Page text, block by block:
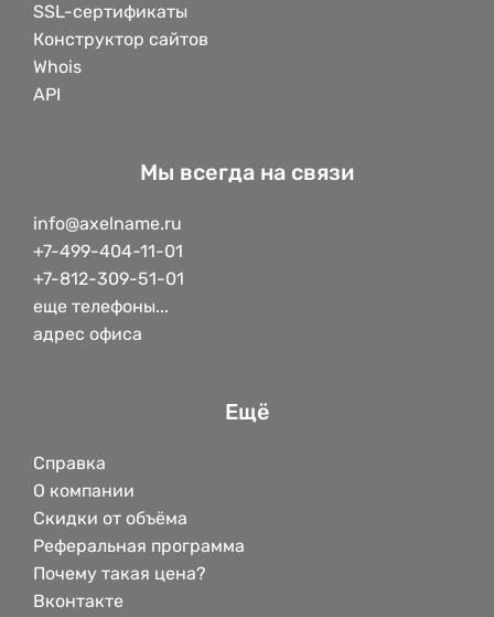
SSL-сертификаты
Конструктор сайтов
Whois
API
Мы всегда на связи
info@axelname.ru
+7-499-404-11-01
+7-812-309-51-01
еще телефоны...
адрес офиса
Ещё
Справка
О компании
Скидки от объёма
Реферальная программа
Почему такая цена?
Вконтакте